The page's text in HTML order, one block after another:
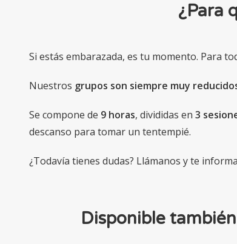
¿Para
Si estás embarazada, es tu momento. Para
Nuestros grupos son siempre muy
Se compone de 9 horas, divididas en 3
descanso para tomar un tentempié.
¿Todavía tienes dudas? Llámanos y te
Disponible